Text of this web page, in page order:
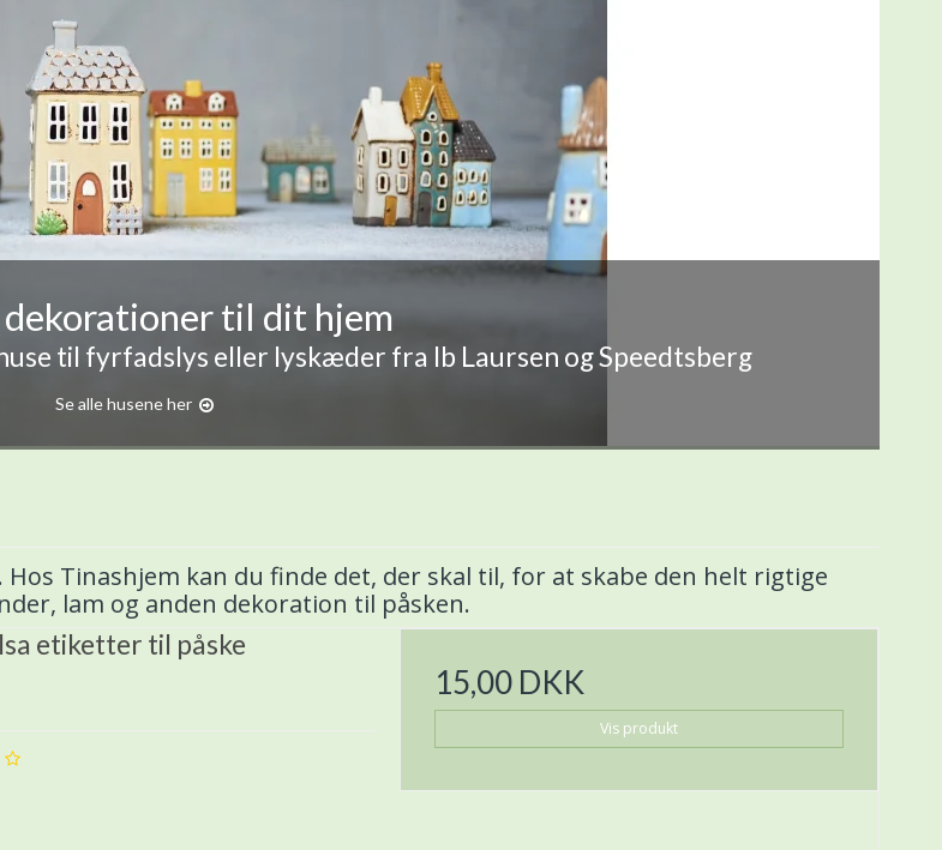
dekorationer til dit hjem
til fyrfadslys eller lyskæder fra Ib Laursen og Speedtsberg
Se alle husene her
Tinashjem kan du finde det, der skal til, for at skabe den helt rigtige
lam og anden dekoration til påsken.
etiketter til påske
15,00 DKK
Vis produkt